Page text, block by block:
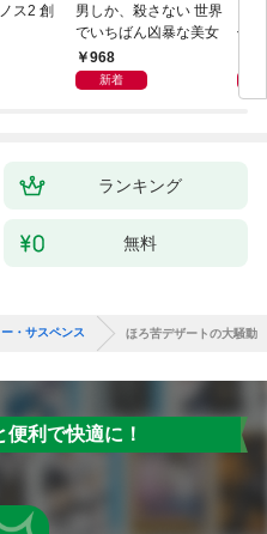
ス2 創
男しか、殺さない 世界
でいちばん凶暴な美女
968
新着
件
ランキング
無料
・サスペンス ほろ苦デザートの大騒動
利で快適に！